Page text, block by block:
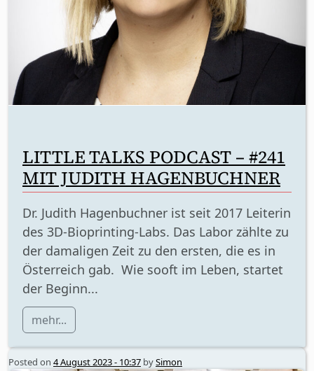
LITTLE TALKS PODCAST – #241
MIT JUDITH HAGENBUCHNER
Dr. Judith Hagenbuchner ist seit 2017 Leiterin
des 3D-Bioprinting-Labs. Das Labor zählte zu
der damaligen Zeit zu den ersten, die es in
Österreich gab. Wie sooft im Leben, startet
der Beginn...
mehr...
Posted on 4 August 2023 - 10:37 bySimon